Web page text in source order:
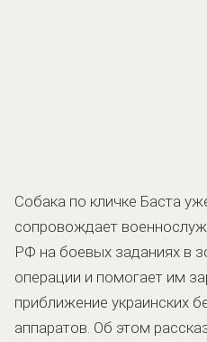
Собака по кличке Баста
сопровождает
РФ на боевых заданиях в
операции и помогает им
приближение украинских
аппаратов. Об этом